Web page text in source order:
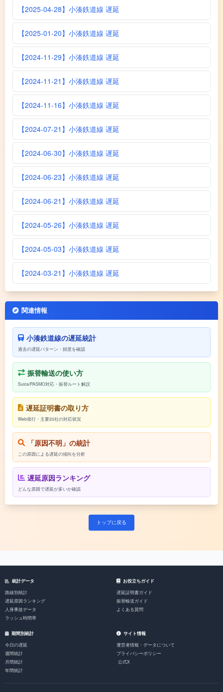
【2025-04-28】小湊鉄道線 遅延
【2025-01-20】小湊鉄道線 遅延
【2024-11-29】小湊鉄道線 遅延
【2024-11-21】小湊鉄道線 遅延
【2024-11-16】小湊鉄道線 遅延
【2024-07-21】小湊鉄道線 遅延
【2024-06-30】小湊鉄道線 遅延
【2024-06-23】小湊鉄道線 遅延
【2024-06-21】小湊鉄道線 遅延
【2024-05-26】小湊鉄道線 遅延
【2024-05-03】小湊鉄道線 遅延
【2024-03-21】小湊鉄道線 遅延
関連情報
小湊鉄道線の遅延統計
過去の遅延パターン・頻度を確認
振替輸送の使い方
Suica/PASMO対応・振替ルート解説
遅延証明書の取り方
Web発行・主要20社の対応状況
「原因不明」の統計
この原因による遅延の傾向を分析
遅延原因ランキング
どんな原因で遅延が多いか確認
トップに戻る
統計データ
路線別統計
遅延原因ランキング
人身事故データ
ラッシュ時間帯
お役立ちガイド
遅延証明書ガイド
振替輸送ガイド
よくある質問
期間別統計
今日の遅延
週間統計
月間統計
年間統計
サイト情報
運営者情報・データについて
プライバシーポリシー
公式X